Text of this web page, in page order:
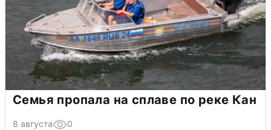
Семья пропала на сплаве по реке Кан
8 августа 0